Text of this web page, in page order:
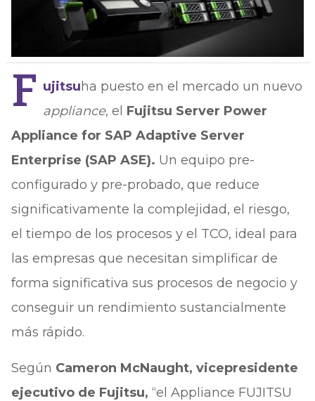
F ujitsuha puesto en el mercado un nuevo
appliance, el Fujitsu Server Power
Appliance for SAP Adaptive Server
Enterprise (SAP ASE). Un equipo pre-
configurado y pre-probado, que reduce
significativamente la complejidad, el riesgo,
el tiempo de los procesos y el TCO, ideal para
las empresas que necesitan simplificar de
forma significativa sus procesos de negocio y
conseguir un rendimiento sustancialmente
más rápido.
Según Cameron McNaught, vicepresidente
ejecutivo de Fujitsu, “el Appliance FUJITSU